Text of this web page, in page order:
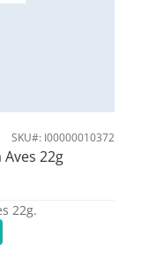
SKU#: I00000010372
22g
22g.